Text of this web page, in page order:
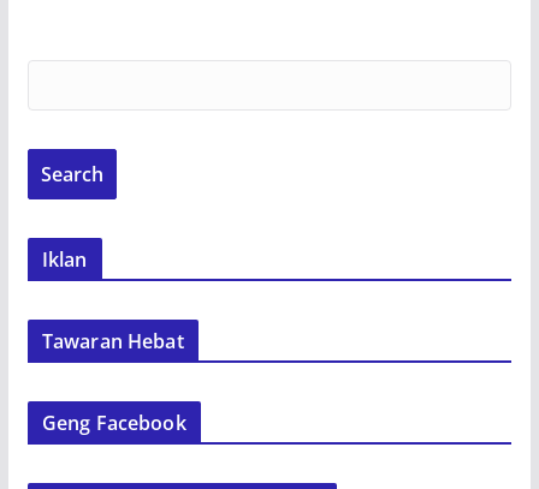
Iklan
Tawaran Hebat
Geng Facebook